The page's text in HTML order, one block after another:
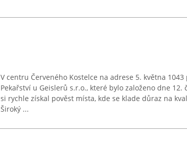
V centru Červeného Kostelce na adrese 5. května
Pekařství u Geislerů s.r.o., které bylo založeno dne 12.
si rychle získal pověst místa, kde se klade důraz na
Široký ...